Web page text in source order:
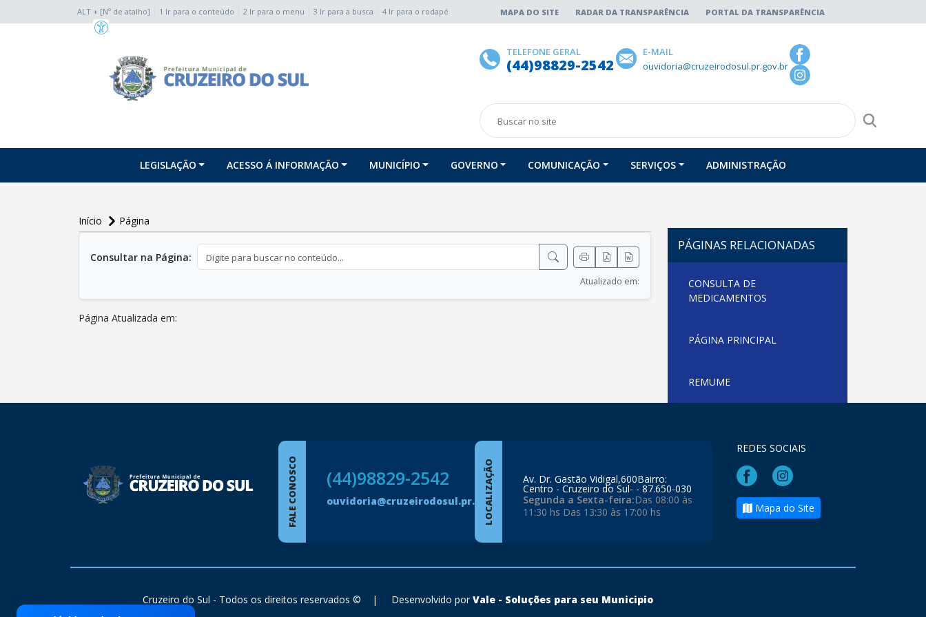
ALT + [Nº de atalho] 1 Ir para o conteúdo 2 Ir para o menu 3 Ir para a busca 4 Ir para o rodapé MAPA DO SITE RADAR DA TRANSPARÊNCIA PORTAL DA TRANSPARÊNCIA
TELEFONE GERAL
(44)98829-2542
E-MAIL
ouvidoria@cruzeirodosul.pr.gov.br
LEGISLAÇÃO ACESSO Á INFORMAÇÃO MUNICÍPIO GOVERNO COMUNICAÇÃO SERVIÇOS ADMINISTRAÇÃO
Início
Página
Consultar na Página:
Atualizado em:
Página Atualizada em:
PÁGINAS RELACIONADAS
CONSULTA DE
MEDICAMENTOS
PÁGINA PRINCIPAL
REMUME
FALE CONOSCO (44)98829-2542
ouvidoria@cruzeirodosul.pr.gov.br
LOCALIZAÇÃO Av. Dr. Gastão Vidigal,600Bairro:
Centro - Cruzeiro do Sul- - 87.650-030
Segunda a Sexta-feira:Das 08:00 às
11:30 hs Das 13:30 às 17:00 hs
REDES SOCIAIS
Mapa do Site
Cruzeiro do Sul - Todos os direitos reservados © | Desenvolvido por Vale - Soluções para seu Municipio